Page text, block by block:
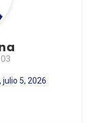
julio 5, 2026